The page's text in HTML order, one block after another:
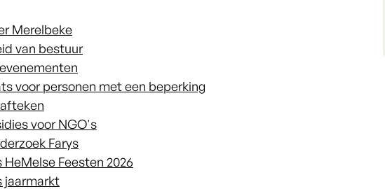
Merelbeke
van bestuur
voor personen met een beperking
voor NGO's
Farys
Feesten 2026
jaarmarkt